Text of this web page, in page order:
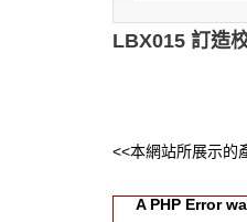
<<本網站所展示的
A PHP Error